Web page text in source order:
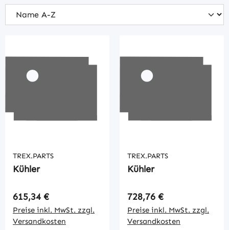
TREX.PARTS
Kühler
Regulärer Preis:
615,34 €
Preise inkl. MwSt. zzgl.
Versandkosten
TREX.PARTS
Kühler
Regulärer Preis:
728,76 €
Preise inkl. MwSt. zzgl.
Versandkosten